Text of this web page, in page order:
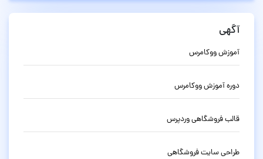
آگهی
آموزش ووکامرس
دوره آموزش ووکامرس
قالب فروشگاهی وردپرس
طراحی سایت فروشگاهی